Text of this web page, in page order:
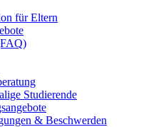
für Eltern
Studierende
& Beschwerden